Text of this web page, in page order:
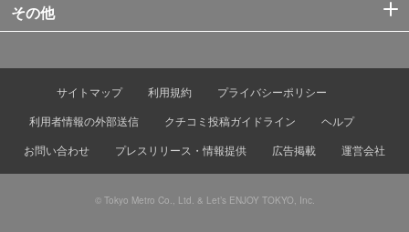
その他
サイトマップ 利用規約
プライバシーポリシー
利用者情報の外部送信
クチコミ投稿ガイドライン
ヘルプ
お問い合わせ
プレスリリース・情報提供 広告掲載 運営会社
© Tokyo Metro Co., Ltd. & Let’s ENJOY TOKYO, Inc.